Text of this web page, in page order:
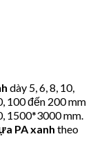
dày 5, 6, 8, 10,
100 đến 200 mm
1500*3000 mm.
PA xanh theo